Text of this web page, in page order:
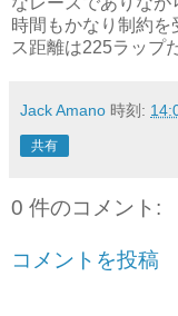
時間もかなり制約
ス距離は225ラップ
Jack Amano 時刻:
共有
0 件のコメント:
コメントを投稿